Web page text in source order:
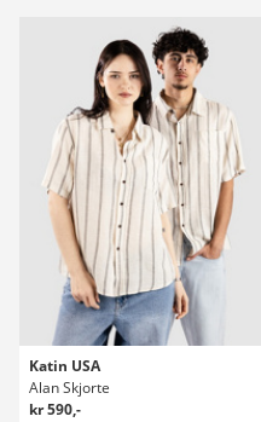
Katin USA
Alan Skjorte
kr 590,-